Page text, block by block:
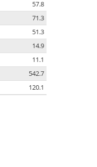
57.8
71.3
51.3
14.9
11.1
542.7
120.1